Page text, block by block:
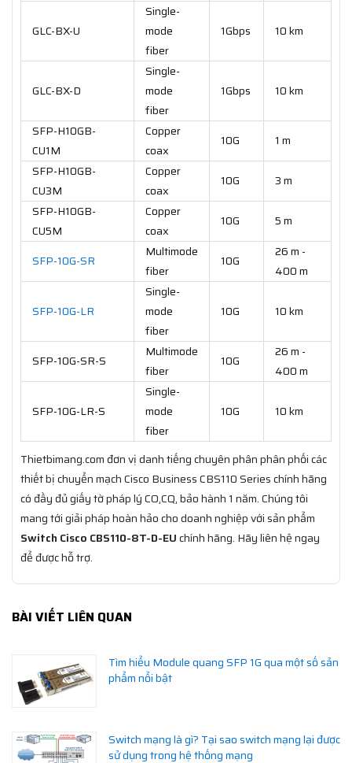
GLC-BX-U
Single-
mode
fiber
1Gbps 10 km
GLC-BX-D
Single-
mode
fiber
1Gbps 10 km
SFP-H10GB-
CU1M
Copper
coax
10G
1 m
SFP-H10GB-
CU3M
Copper
coax
10G
3 m
SFP-H10GB-
CU5M
Copper
coax
10G 5 m
SFP-10G-SR
Multimode
fiber
10G
26 m -
400 m
SFP-10G-LR
Single-
mode
fiber
10G 10 km
SFP-10G-SR-S
Multimode
fiber
10G
26 m -
400 m
SFP-10G-LR-S
Single-
mode
fiber
10G 10 km
Thietbimang.com đơn vị danh tiếng chuyên phân phân phối các
thiết bị chuyển mạch Cisco Business CBS110 Series chính hãng
có đầy đủ giấy tờ pháp lý CO,CQ, bảo hành 1 năm. Chúng tôi
mang tới giải pháp hoàn hảo cho doanh nghiệp với sản phẩm
Switch Cisco CBS110-8T-D-EUchính hãng. Hãy liên hệ ngay
để được hỗ trợ.
BÀI VIẾT LIÊN QUAN
Tìm hiểu Module quang SFP 1G qua một số sản
phẩm nổi bật
Switch mạng là gì? Tại sao switch mạng lại được
sử dụng trong hệ thống mạng